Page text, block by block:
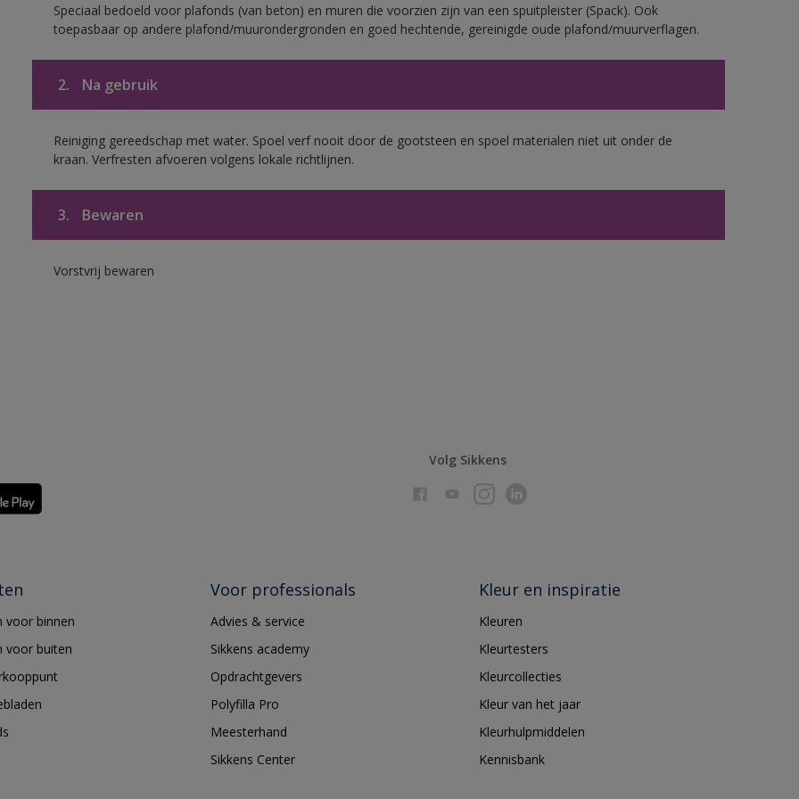
Speciaal bedoeld voor plafonds (van beton) en muren die voorzien zijn van een spuitpleister (Spack). Ook
toepasbaar op andere plafond/muurondergronden en goed hechtende, gereinigde oude plafond/muurverflagen.
2. Na gebruik
Reiniging gereedschap met water. Spoel verf nooit door de gootsteen en spoel materialen niet uit onder de
kraan. Verfresten afvoeren volgens lokale richtlijnen.
3. Bewaren
Vorstvrij bewaren
Volg Sikkens
voor binnen
voor buiten
Voor professionals
Advies & service
Sikkens academy
Opdrachtgevers
Polyfilla Pro
Meesterhand
Sikkens Center
Kleur en inspiratie
Kleuren
Kleurtesters
Kleurcollecties
Kleur van het jaar
Kleurhulpmiddelen
Kennisbank